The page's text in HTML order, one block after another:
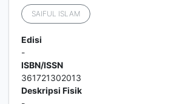
SAIFUL ISLAM
Edisi
-
ISBN/ISSN
361721302013
Deskripsi Fisik